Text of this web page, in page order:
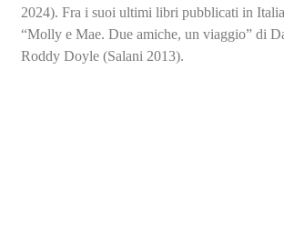
2024). Fra i suoi ultimi libri pubblicati in
“Molly e Mae. Due amiche, un viaggio” di
Roddy Doyle (Salani 2013).